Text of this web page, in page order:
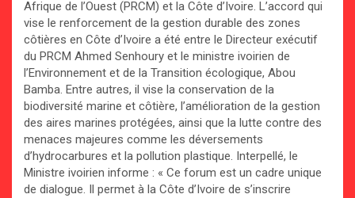
Afrique de l’Ouest (PRCM) et la Côte d’Ivoire. L’accord qui
vise le renforcement de la gestion durable des zones
côtières en Côte d’Ivoire a été entre le Directeur exécutif
du PRCM Ahmed Senhoury et le ministre ivoirien de
l’Environnement et de la Transition écologique, Abou
Bamba. Entre autres, il vise la conservation de la
biodiversité marine et côtière, l’amélioration de la gestion
des aires marines protégées, ainsi que la lutte contre des
menaces majeures comme les déversements
d’hydrocarbures et la pollution plastique. Interpellé, le
Ministre ivoirien informe : « Ce forum est un cadre unique
de dialogue. Il permet à la Côte d’Ivoire de s’inscrire